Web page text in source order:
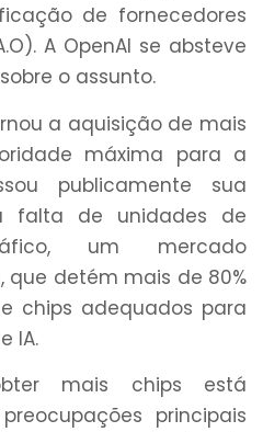
de fornecedores
A OpenAI se absteve
o assunto.
a aquisição de mais
máxima para a
publicamente sua
falta de unidades de
um mercado
que detém mais de 80%
chips adequados para
IA.
mais chips está
principais